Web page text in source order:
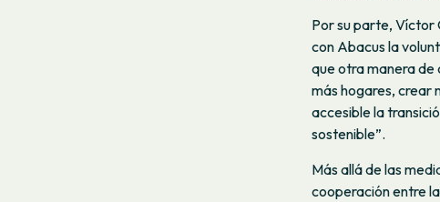
Por su parte, Víctor
con Abacus la
que otra manera de
más hogares, crear
accesible la
sostenible”.
Más allá de las
cooperación entre